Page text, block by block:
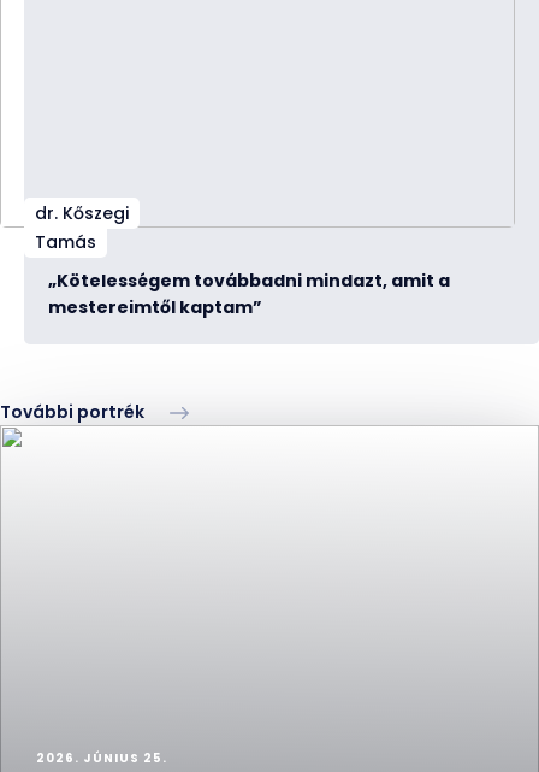
2026. JÚNIUS 25.
dr. Kőszegi
Tamás
„Kötelességem továbbadni mindazt, amit a
mestereimtől kaptam”
További portrék